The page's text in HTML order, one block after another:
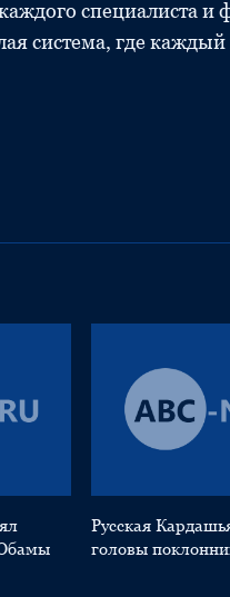
специалиста и
система, где
Русская
головы